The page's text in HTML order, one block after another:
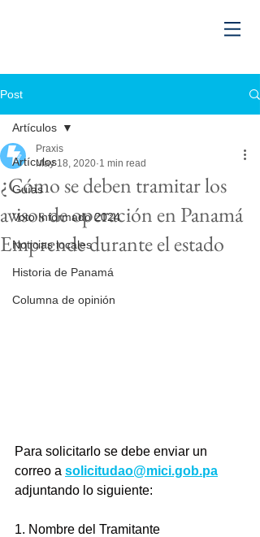
Post
Artículos
Guías
Voto Informado 2024
Noticias locales
Historia de Panamá
Columna de opinión
Artículos
¿Cómo se deben tramitar los
avisos de operación en Panamá
Emprende durante el estado
Praxis
May 18, 2020 1 min read
Para solicitarlo se debe enviar un
correo a solicitudao@mici.gob.pa
adjuntando lo siguiente:
1. Nombre del Tramitante